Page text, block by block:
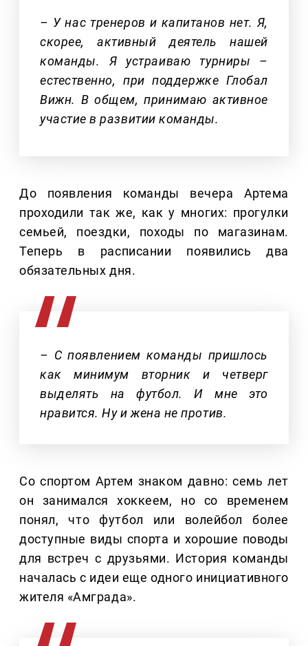
– У нас тренеров и капитанов нет. Я,
скорее, активный деятель нашей
команды. Я устраиваю турниры –
естественно, при поддержке Глобал
Вижн. В общем, принимаю активное
участие в развитии команды.
До появления команды вечера Артема
проходили так же, как у многих: прогулки
семьей, поездки, походы по магазинам.
Теперь в расписании появились два
обязательных дня.
– С появлением команды пришлось
как минимум вторник и четверг
выделять на футбол. И мне это
нравится. Ну и жена не против.
Со спортом Артем знаком давно: семь лет
он занимался хоккеем, но со временем
понял, что футбол или волейбол более
доступные виды спорта и хорошие поводы
для встреч с друзьями. История команды
началась с идеи еще одного инициативного
жителя «Амграда».